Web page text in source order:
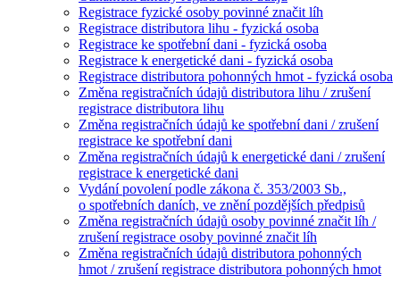
Registrace fyzické osoby povinné značit líh
Registrace distributora lihu - fyzická osoba
Registrace ke spotřební dani - fyzická osoba
Registrace k energetické dani - fyzická osoba
Registrace distributora pohonných hmot - fyzická osoba
Změna registračních údajů distributora lihu / zrušení
registrace distributora lihu
Změna registračních údajů ke spotřební dani / zrušení
registrace ke spotřební dani
Změna registračních údajů k energetické dani / zrušení
registrace k energetické dani
Vydání povolení podle zákona č. 353/2003 Sb.,
o spotřebních daních, ve znění pozdějších předpisů
Změna registračních údajů osoby povinné značit líh /
zrušení registrace osoby povinné značit líh
Změna registračních údajů distributora pohonných
hmot / zrušení registrace distributora pohonných hmot